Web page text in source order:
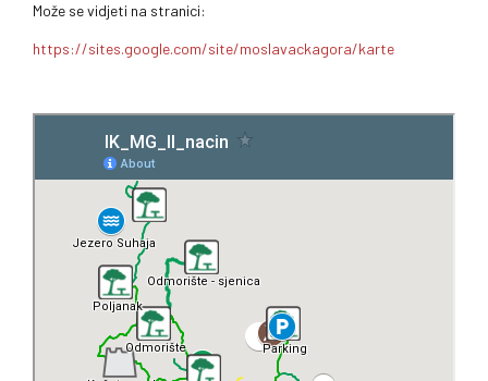
Može se vidjeti na stranici:
https://sites.google.com/site/moslavackagora/karte